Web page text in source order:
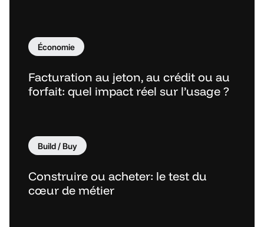
Économie
Facturation au jeton, au crédit ou au
forfait: quel impact réel sur l’usage ?
Build / Buy
Construire ou acheter: le test du
cœur de métier